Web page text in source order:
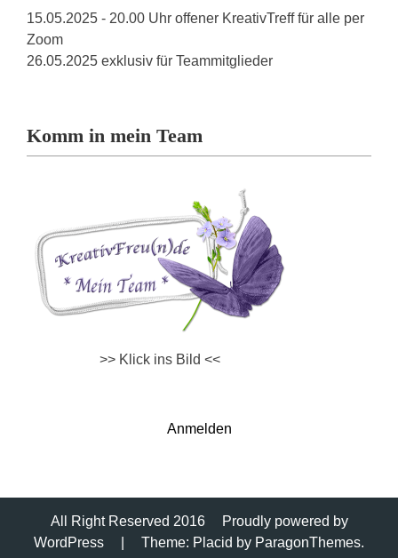
15.05.2025 - 20.00 Uhr offener KreativTreff für alle per
Zoom
26.05.2025 exklusiv für Teammitglieder
Komm in mein Team
>> Klick ins Bild <<
Anmelden
All Right Reserved 2016
Proudly powered by
WordPress
Theme: Placid by ParagonThemes.